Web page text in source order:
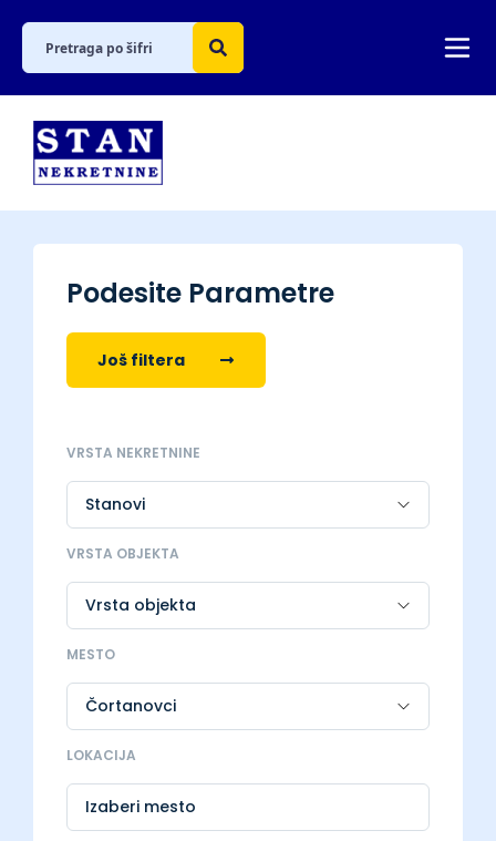
Podesite Parametre
Još filtera
VRSTA NEKRETNINE
VRSTA OBJEKTA
MESTO
LOKACIJA
Izaberi mesto